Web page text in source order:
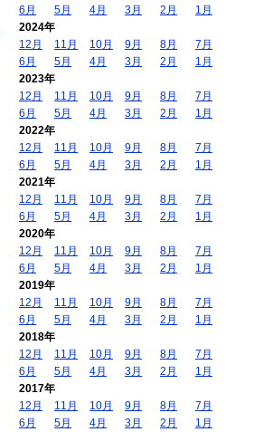
6月
5月 4月 3月 2月
1月
2024年
12月
11月 10月 9月 8月
7月
6月
5月 4月 3月 2月
1月
2023年
12月
11月 10月 9月 8月
7月
6月
5月 4月 3月 2月
1月
2022年
12月
11月 10月 9月 8月
7月
6月
5月 4月 3月 2月
1月
2021年
12月
11月 10月 9月 8月
7月
6月
5月 4月 3月 2月
1月
2020年
12月
11月 10月 9月 8月
7月
6月
5月 4月 3月 2月
1月
2019年
12月
11月 10月 9月 8月
7月
6月
5月 4月 3月 2月
1月
2018年
12月
11月 10月 9月 8月
7月
6月
5月 4月 3月 2月
1月
2017年
12月
11月 10月 9月 8月
7月
6月
5月 4月 3月 2月
1月